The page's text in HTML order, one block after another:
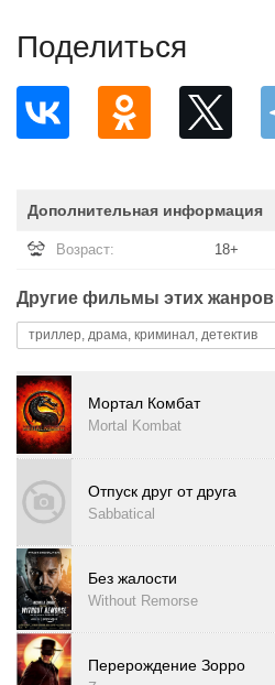
Поделиться
Дополнительная информация
Возраст: 18+
Другие фильмы этих жанров
триллер, драма, криминал, детектив
Мортал Комбат
Mortal Kombat
Отпуск друг от друга
Sabbatical
Без жалости
Without Remorse
Перерождение Зорро